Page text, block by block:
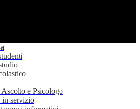
e Psicologo
in servizio